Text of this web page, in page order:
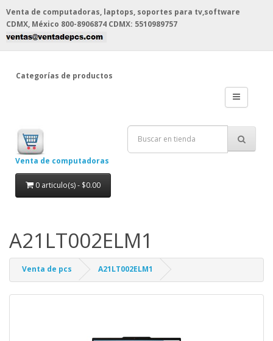
Venta de computadoras, laptops, soportes para tv,software
CDMX, México 800-8906874 CDMX: 5510989757
Categorías de productos
Venta de computadoras
0 articulo(s) - $0.00
A21LT002ELM1
Venta de pcs A21LT002ELM1